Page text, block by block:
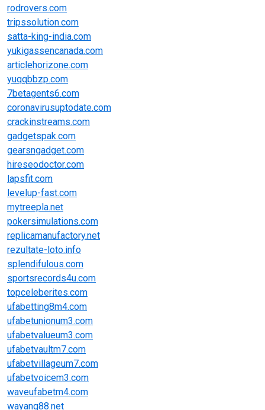
rodrovers.com
tripssolution.com
satta-king-india.com
yukigassencanada.com
articlehorizone.com
yuqqbbzp.com
7betagents6.com
coronavirusuptodate.com
crackinstreams.com
gadgetspak.com
gearsngadget.com
hireseodoctor.com
lapsfit.com
levelup-fast.com
mytreepla.net
pokersimulations.com
replicamanufactory.net
rezultate-loto.info
splendifulous.com
sportsrecords4u.com
topceleberites.com
ufabetting8m4.com
ufabetunionum3.com
ufabetvalueum3.com
ufabetvaultm7.com
ufabetvillageum7.com
ufabetvoicem3.com
waveufabetm4.com
wayang88.net